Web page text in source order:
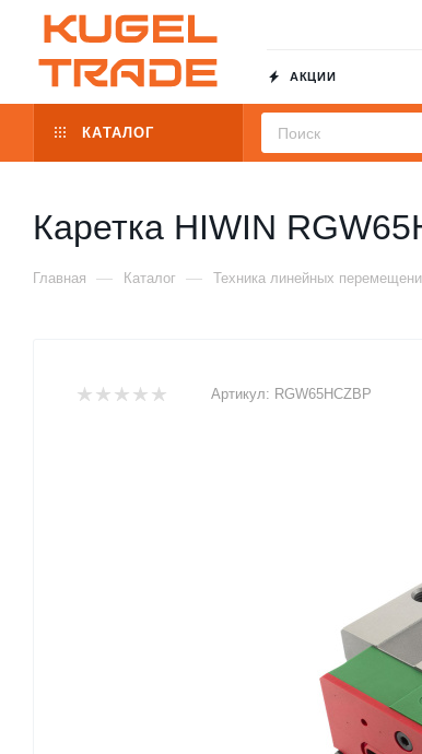
АКЦИИ
КАТАЛОГ
Каретка HIWIN
Главная — Каталог — Техника линейных
Артикул: RGW65HCZBP